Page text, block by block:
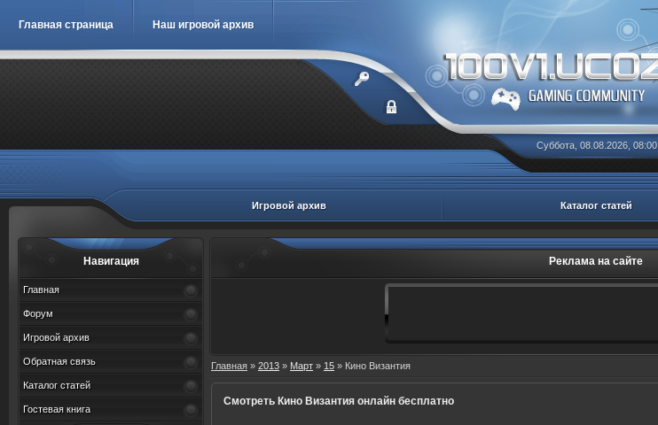
Главная страница Наш игровой архив
Суббота, 08.08.2026, 08:00
Игровой архив Каталог статей
Навигация
Главная
Форум
Игровой архив
Обратная связь
Каталог статей
Гостевая книга
Реклама на сайте
Главная » 2013 » Март » 15 » Кино Византия
Смотреть Кино Византия онлайн бесплатно